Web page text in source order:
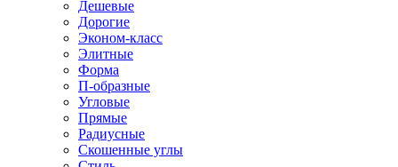
Дешевые
Дорогие
Эконом-класс
Элитные
Форма
П-образные
Угловые
Прямые
Радиусные
Скошенные углы